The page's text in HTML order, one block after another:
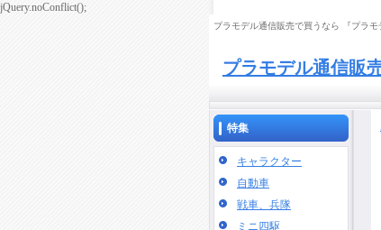
jQuery.noConflict();
プラモデル通信販売で買うなら 『プラ
プラモデル通信販
特集
キャラクター
自動車
戦車、兵隊
ミニ四駆